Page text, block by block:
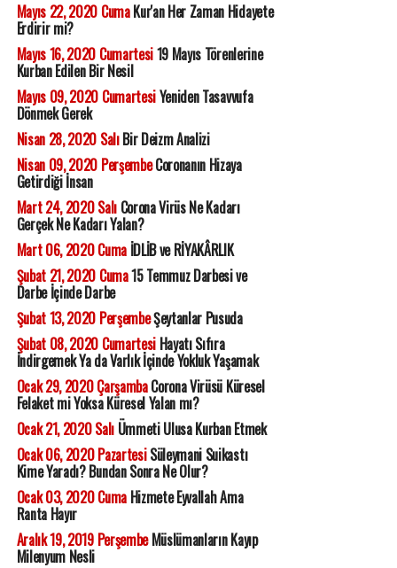
Mayıs 22, 2020 CumaKur'an Her Zaman Hidayete
Erdirir mi?
Mayıs 16, 2020 Cumartesi19 Mayıs Törenlerine
Kurban Edilen Bir Nesil
Mayıs 09, 2020 CumartesiYeniden Tasavvufa
Dönmek Gerek
Nisan 28, 2020 SalıBir Deizm Analizi
Nisan 09, 2020 PerşembeCoronanın Hizaya
Getirdiği İnsan
Mart 24, 2020 SalıCorona Virüs Ne Kadarı
Gerçek Ne Kadarı Yalan?
Mart 06, 2020 CumaİDLİB ve RİYAKÂRLIK
Şubat 21, 2020 Cuma15 Temmuz Darbesi ve
Darbe İçinde Darbe
Şubat 13, 2020 PerşembeŞeytanlar Pusuda
Şubat 08, 2020 CumartesiHayatı Sıfıra
İndirgemek Ya da Varlık İçinde Yokluk Yaşamak
Ocak 29, 2020 ÇarşambaCorona Virüsü Küresel
Felaket mi Yoksa Küresel Yalan mı?
Ocak 21, 2020 SalıÜmmeti Ulusa Kurban Etmek
Ocak 06, 2020 PazartesiSüleymani Suikastı
Kime Yaradı? Bundan Sonra Ne Olur?
Ocak 03, 2020 CumaHizmete Eyvallah Ama
Ranta Hayır
Aralık 19, 2019 PerşembeMüslümanların Kayıp
Milenyum Nesli